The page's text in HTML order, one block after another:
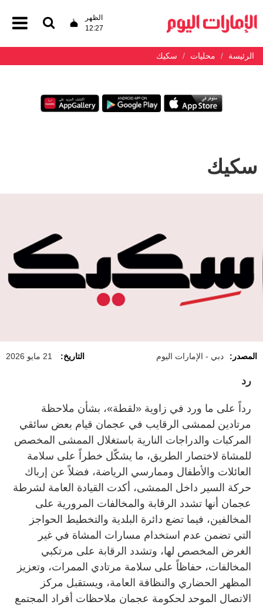
الظهر
12:27
الرئيسة محليات سكيك
سكيك
المصدر: دبي - الإمارات اليوم التاريخ: 21 مايو 2026
رد
رداً على ما ورد في زاوية «لقطة»، بشأن ملاحظة
مرتادين لممشى الرقايب في عجمان قيام بعض سائقي
المركبات والدراجات النارية باستغلال الممشى المخصص
للمشاة لاختصار الطريق، ما يشكّل خطراً على سلامة
العائلات والأطفال وممارسي الرياضة، فضلاً عن إرباك
حركة السير داخل الممشى، أكدت القيادة العامة لشرطة
عجمان أنها تشدد الرقابة والمخالفات المرورية على
المخالفين، فيما تضع دائرة البلدية والتخطيط الحواجز
التي تضمن عدم استخدام مسارات المشاة في غير
الغرض المخصص لها، وتشدد الرقابة على مرتكبي
المخالفات، حفاظاً على سلامة مرتادي الممرات، وتعزيز
المظهر الحضاري والنظافة العامة، ويستقبل مركز
الاتصال الموحد لحكومة عجمان ملاحظات أفراد المجتمع